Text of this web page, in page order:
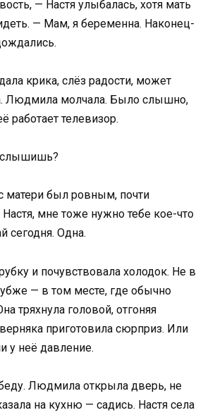
— Настя улыбалась, хотя мать
— Мам, я беременна. Наконец-
крика, слёз радости, может
Людмила молчала. Было слышно,
работает телевизор.
матери был ровным, почти
мне тоже нужно тебе кое-что
сегодня. Одна.
и почувствовала холодок. Не в
— в том месте, где обычно
тряхнула головой, отгоняя
приготовила сюрприз. Или
у неё давление.
Людмила открыла дверь, не
на кухню — садись. Настя села